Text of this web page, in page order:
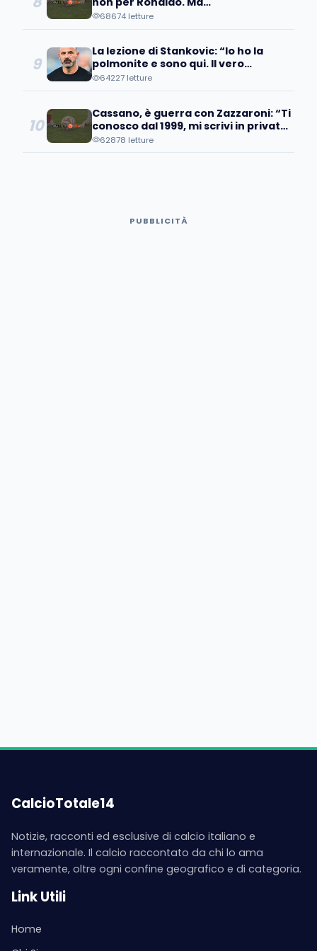
quell'operazione...'
68674 letture
9
La lezione di Stankovic: “Io ho la
polmonite e sono qui. Il vero
fallimento è quando…”
64227 letture
10
Cassano, è guerra con Zazzaroni: “Ti
conosco dal 1999, mi scrivi in privato
e poi pubblicamente…
62878 letture
PUBBLICITÀ
CalcioTotale14
Notizie, racconti ed esclusive di calcio italiano e
internazionale. Il calcio raccontato da chi lo ama
veramente, oltre ogni confine geografico e di categoria.
Link Utili
Home